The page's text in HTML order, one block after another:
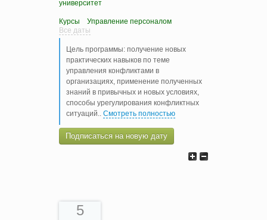
университет
Курсы
Управление персоналом
Все даты
Цель программы: получение новых
практических навыков по теме
управления конфликтами в
организациях, применение полученных
знаний в привычных и новых условиях,
способы урегулирования конфликтных
ситуаций.. Смотреть полностью
Подписаться на новую дату
5